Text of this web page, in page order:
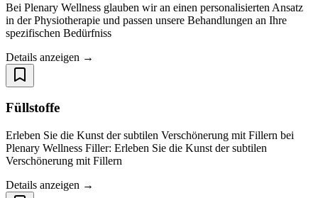
Bei Plenary Wellness glauben wir an einen personalisierten Ansatz
in der Physiotherapie und passen unsere Behandlungen an Ihre
spezifischen Bedürfniss
Details anzeigen →
Füllstoffe
Erleben Sie die Kunst der subtilen Verschönerung mit Fillern bei
Plenary Wellness Filler: Erleben Sie die Kunst der subtilen
Verschönerung mit Fillern
Details anzeigen →